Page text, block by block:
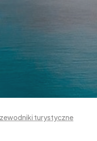
turystyczne